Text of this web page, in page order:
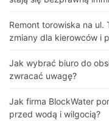
Remont torowiska na
zmiany dla kierowców i
Jak wybrać biuro do
zwracać uwagę?
Jak firma BlockWater
przed wodą i wilgocią?